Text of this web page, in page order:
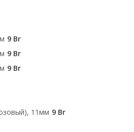
9 Br
9 Br
9 Br
11мм 9 Br